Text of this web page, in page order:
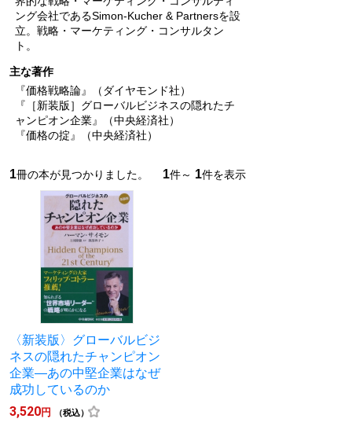
ング会社であるSimon-Kucher & Partnersを設
立。戦略・マーケティング・コンサルタン
ト。
主な著作
『価格戦略論』（ダイヤモンド社）
『［新装版］グローバルビジネスの隠れたチ
ャンピオン企業』（中央経済社）
『価格の掟』（中央経済社）
1冊の本が見つかりました。 1件～ 1件を表示
〈新装版〉グローバルビジ
ネスの隠れたチャンピオン
企業―あの中堅企業はなぜ
成功しているのか
3,520円 （税込）